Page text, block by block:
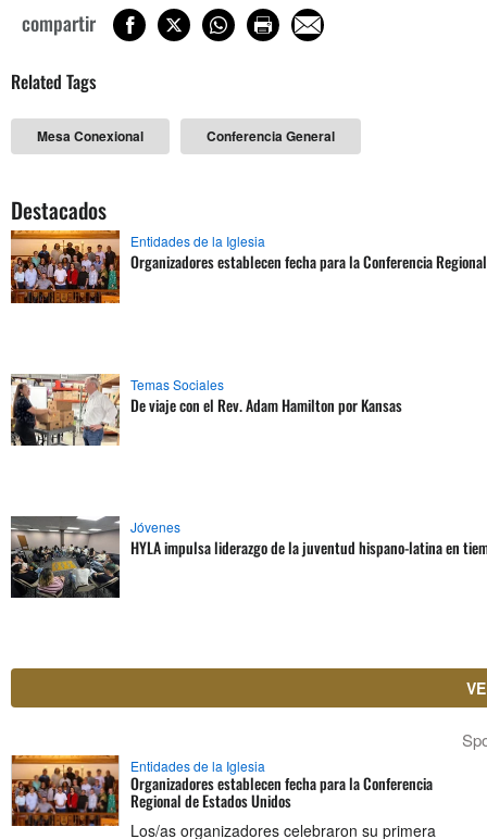
compartir
Related Tags
Mesa Conexional Conferencia General
Destacados
Entidades de la Iglesia
Organizadores establecen fecha para la Conferencia
Temas Sociales
De viaje con el Rev. Adam Hamilton por Kansas
Jóvenes
HYLA impulsa liderazgo de la juventud hispano-latina en
Entidades de la Iglesia
Organizadores establecen fecha para la Conferencia
Regional de Estados Unidos
Los/as organizadores celebraron su primera